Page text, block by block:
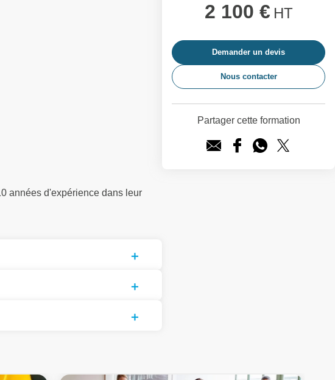
années d'expérience dans leur
2 100 € HT
Demander un devis
Nous contacter
Partager cette formation